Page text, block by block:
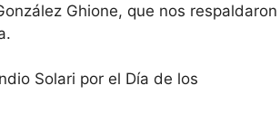
Ghione, que nos respaldaron